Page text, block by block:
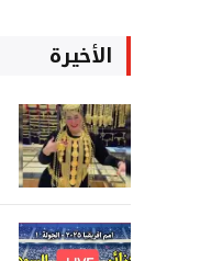
الأخيرة